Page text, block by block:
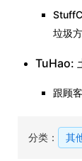
垃圾
TuHao:
跟顾
分类： 其